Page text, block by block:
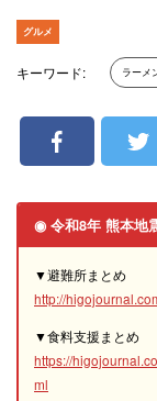
グルメ
キーワード: ラーメ
◉ 令和8年 熊本地
▼避難所まとめ
http://
▼食料支援まとめ
https://
ml